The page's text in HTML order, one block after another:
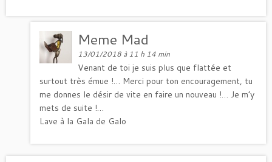
Meme Mad
13/01/2018 à 11 h 14 min
Venant de toi je suis plus que flattée et
surtout très émue !… Merci pour ton encouragement, tu
me donnes le désir de vite en faire un nouveau !… Je m’y
mets de suite !…
Lave à la Gala de Galo